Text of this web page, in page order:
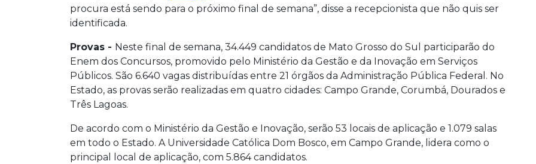
procura está sendo para o próximo final de semana”, disse a recepcionista que não quis ser
identificada.
Provas - Neste final de semana, 34.449 candidatos de Mato Grosso do Sul participarão do
Enem dos Concursos, promovido pelo Ministério da Gestão e da Inovação em Serviços
Públicos. São 6.640 vagas distribuídas entre 21 órgãos da Administração Pública Federal. No
Estado, as provas serão realizadas em quatro cidades: Campo Grande, Corumbá, Dourados e
Três Lagoas.
De acordo com o Ministério da Gestão e Inovação, serão 53 locais de aplicação e 1.079 salas
em todo o Estado. A Universidade Católica Dom Bosco, em Campo Grande, lidera como o
principal local de aplicação, com 5.864 candidatos.